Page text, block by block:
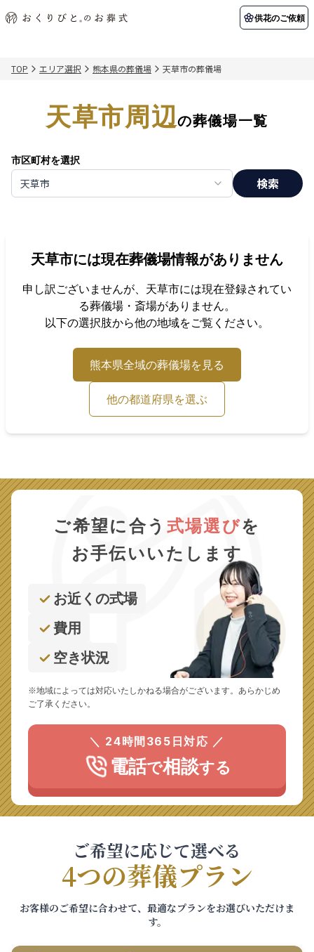
供花のご依頼
初めての方へ 納棺の儀とは？
アフターサポート
会社概要 店舗用地募集
関東エリア
千葉県
北海道エリア
お客様の声
供花のご依頼
TOP エリア選択 熊本県の葬儀場 天草市の葬儀場
天草市周辺の葬儀場一覧
市区町村を選択
天草市 検索
天草市には現在葬儀場情報がありません
申し訳ございませんが、 天草市には現在登録されてい
る葬儀場・斎場がありません。
以下の選択肢から他の地域をご覧ください。
熊本県全域の葬儀場を見る
他の都道府県を選ぶ
ご希望に合う 式場選びを
お手伝いいたします
お近くの式場
費用
空き状況
※地域によっては対応いたしかねる場合がございます。あらかじめ
ご了承ください。
＼ 24時間365日対応 ／
電話で相談する
ご希望に応じて選べる
4つの葬儀プラン
お客様のご希望に合わせて、最適なプランをお選びいただけま
す。